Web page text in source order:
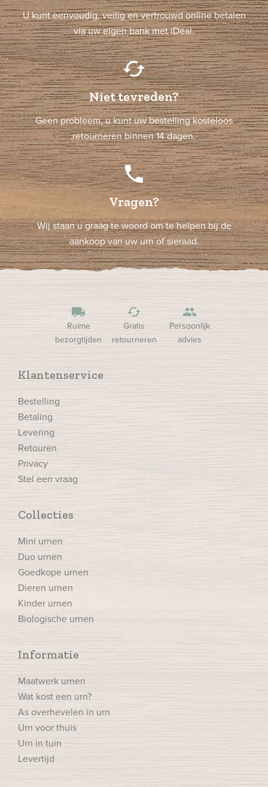
U kunt eenvoudig, veilig en vertrouwd online betalen
via uw eigen bank met iDeal.
cached
Niet tevreden?
Geen probleem, u kunt uw bestelling kosteloos
retourneren binnen 14 dagen.
phone
Vragen?
Wij staan u graag te woord om te helpen bij de
aankoop van uw urn of sieraad.
local_shipping
Ruime
bezorgtijden
cached
Gratis
retourneren
people
Persoonlijk
advies
Klantenservice
Bestelling
Betaling
Levering
Retouren
Privacy
Stel een vraag
Collecties
Mini urnen
Duo urnen
Goedkope urnen
Dieren urnen
Kinder urnen
Biologische urnen
Informatie
Maatwerk urnen
Wat kost een urn?
As overhevelen in urn
Urn voor thuis
Urn in tuin
Levertijd